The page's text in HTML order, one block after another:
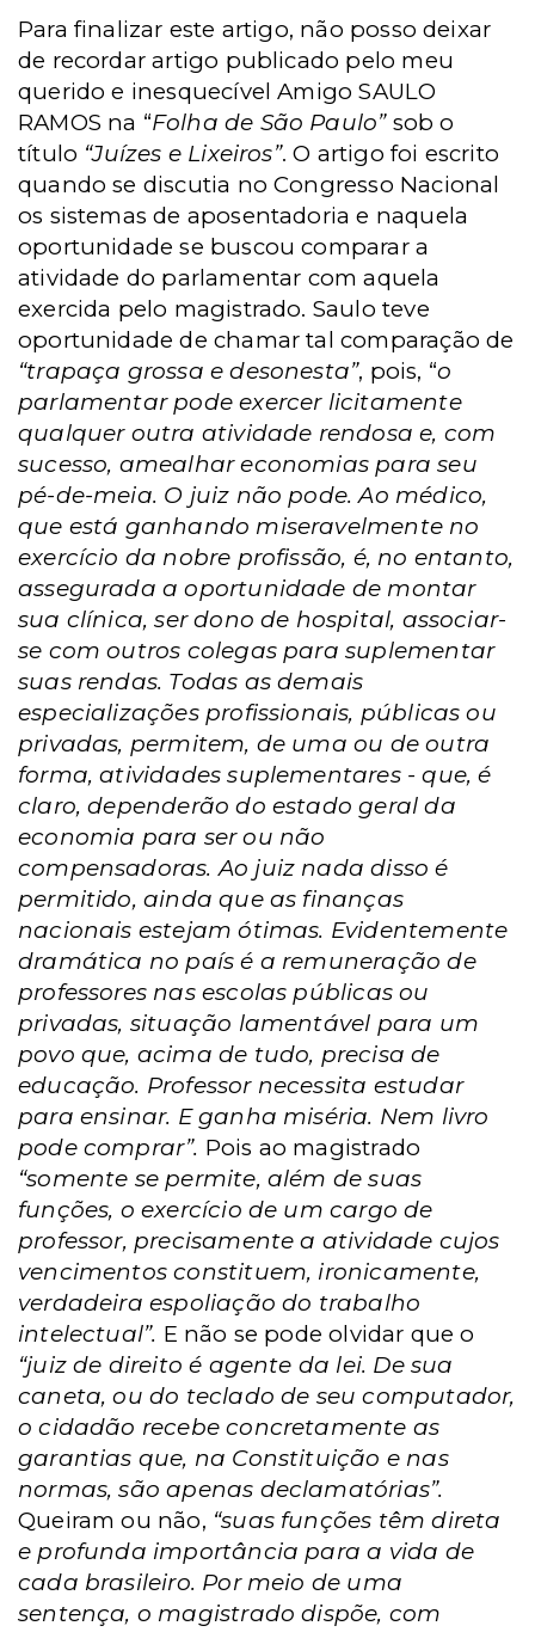
Para finalizar este artigo, não posso deixar
de recordar artigo publicado pelo meu
querido e inesquecível Amigo SAULO
RAMOS na “Folha de São Paulo” sob o
título “Juízes e Lixeiros”. O artigo foi escrito
quando se discutia no Congresso Nacional
os sistemas de aposentadoria e naquela
oportunidade se buscou comparar a
atividade do parlamentar com aquela
exercida pelo magistrado. Saulo teve
oportunidade de chamar tal comparação de
“trapaça grossa e desonesta”, pois, “o
parlamentar pode exercer licitamente
qualquer outra atividade rendosa e, com
sucesso, amealhar economias para seu
pé-de-meia. O juiz não pode. Ao médico,
que está ganhando miseravelmente no
exercício da nobre profissão, é, no entanto,
assegurada a oportunidade de montar
sua clínica, ser dono de hospital, associar-
se com outros colegas para suplementar
suas rendas. Todas as demais
especializações profissionais, públicas ou
privadas, permitem, de uma ou de outra
forma, atividades suplementares - que, é
claro, dependerão do estado geral da
economia para ser ou não
compensadoras. Ao juiz nada disso é
permitido, ainda que as finanças
nacionais estejam ótimas. Evidentemente
dramática no país é a remuneração de
professores nas escolas públicas ou
privadas, situação lamentável para um
povo que, acima de tudo, precisa de
educação. Professor necessita estudar
para ensinar. E ganha miséria. Nem livro
pode comprar”. Pois ao magistrado
“somente se permite, além de suas
funções, o exercício de um cargo de
professor, precisamente a atividade cujos
vencimentos constituem, ironicamente,
verdadeira espoliação do trabalho
intelectual”. E não se pode olvidar que o
“juiz de direito é agente da lei. De sua
caneta, ou do teclado de seu computador,
o cidadão recebe concretamente as
garantias que, na Constituição e nas
normas, são apenas declamatórias”.
Queiram ou não, “suas funções têm direta
e profunda importância para a vida de
cada brasileiro. Por meio de uma
sentença, o magistrado dispõe, com